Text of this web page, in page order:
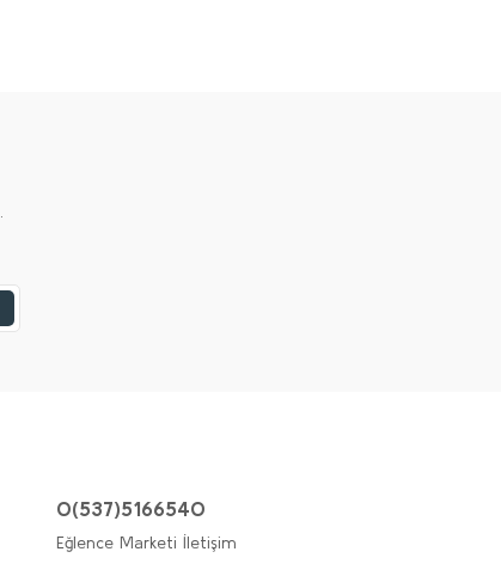
0(537)5166540
Eğlence Marketi İletişim